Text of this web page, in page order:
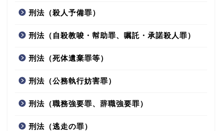
刑法（殺人予備罪）
刑法（自殺教唆・幇助罪、嘱託・承諾殺人罪）
刑法（死体遺棄罪等）
刑法（公務執行妨害罪）
刑法（職務強要罪、辞職強要罪）
刑法（逃走の罪）